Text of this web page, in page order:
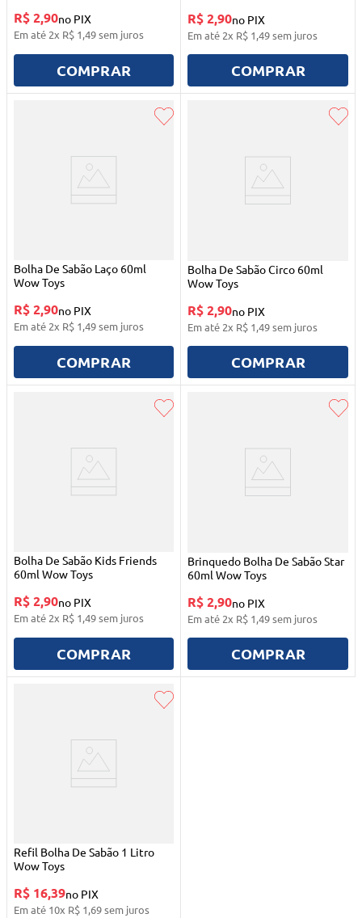
R$ 2,90no PIX
Em até 2x R$ 1,49sem juros
COMPRAR
R$ 2,90no PIX
Em até 2x R$ 1,49sem juros
COMPRAR
Bolha De Sabão Laço 60ml
Wow Toys
R$ 2,90no PIX
Em até 2x R$ 1,49sem juros
COMPRAR
Bolha De Sabão Circo 60ml
Wow Toys
R$ 2,90no PIX
Em até 2x R$ 1,49sem juros
COMPRAR
Bolha De Sabão Kids Friends
60ml Wow Toys
R$ 2,90no PIX
Em até 2x R$ 1,49sem juros
COMPRAR
Brinquedo Bolha De Sabão Star
60ml Wow Toys
R$ 2,90no PIX
Em até 2x R$ 1,49sem juros
COMPRAR
Refil Bolha De Sabão 1 Litro
Wow Toys
R$ 16,39no PIX
Em até 10x R$ 1,69sem juros